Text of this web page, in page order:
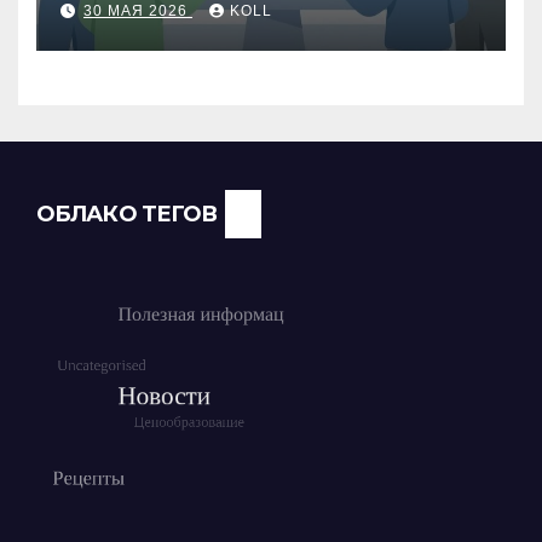
работу операторов и
команды
30 МАЯ 2026 KOLL
ОБЛАКО ТЕГОВ